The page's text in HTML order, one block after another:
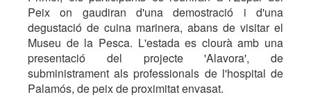
Peix on gaudiran d'una demostració i d'una
degustació de cuina marinera, abans de visitar el
Museu de la Pesca. L'estada es clourà amb una
presentació del projecte 'Alavora', de
subministrament als professionals de l'hospital de
Palamós, de peix de proximitat envasat.